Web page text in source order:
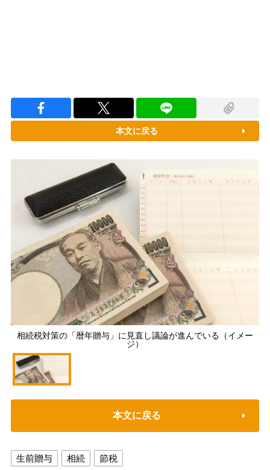
本文に戻る
相続税対策の「暦年贈与」に見直し議論が進んでいる（イメー
ジ）
本文に戻る
生前贈与 相続 節税